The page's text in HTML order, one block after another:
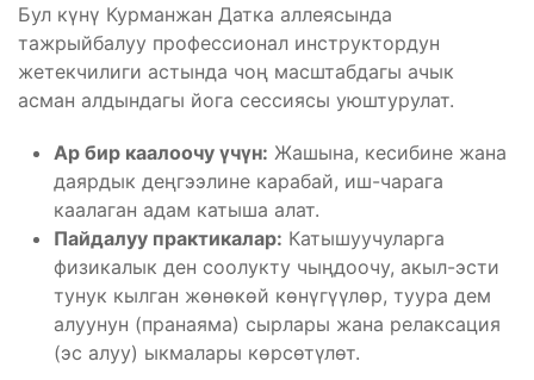
Бул күнү Курманжан Датка аллеясында
тажрыйбалуу профессионал инструктордун
жетекчилиги астында чоң масштабдагы ачык
асман алдындагы йога сессиясы уюштурулат.
Ар бир каалоочу үчүн: Жашына, кесибине жана
даярдык деңгээлине карабай, иш-чарага
каалаган адам катыша алат.
Пайдалуу практикалар: Катышуучуларга
физикалык ден соолукту чыңдоочу, акыл-эсти
тунук кылган жөнөкөй көнүгүүлөр, туура дем
алуунун (пранаяма) сырлары жана релаксация
(эс алуу) ыкмалары көрсөтүлөт.